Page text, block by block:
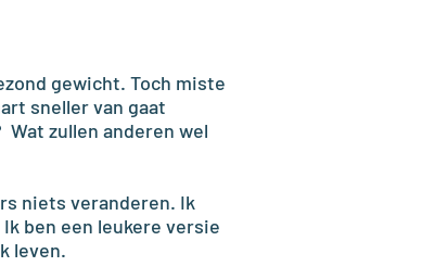
gewicht. Toch miste
sneller van gaat
zullen anderen wel
niets veranderen. Ik
ben een leukere versie
leven.